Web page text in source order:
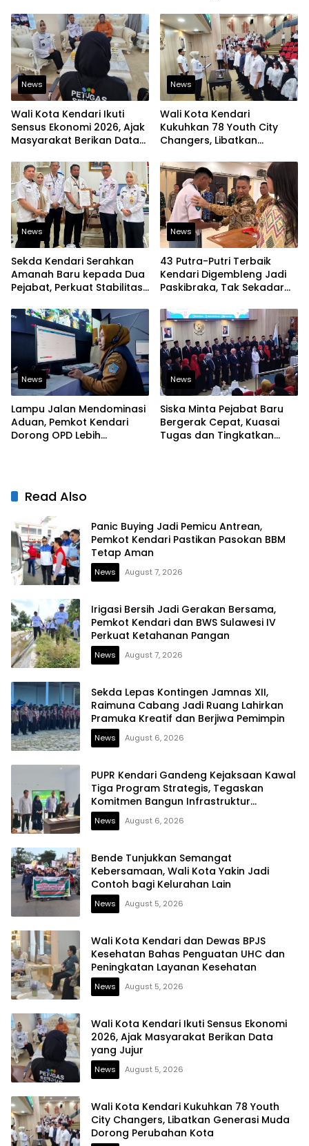
Lain
Kesehatan
News
Wali Kota Kendari Ikuti
Sensus Ekonomi 2026, Ajak
Masyarakat Berikan Data
News
Wali Kota Kendari
Kukuhkan 78 Youth City
Changers, Libatkan
Perubahan Kota
News
Sekda Kendari Serahkan
Amanah Baru kepada Dua
Pejabat, Perkuat Stabilitas
News
43 Putra-Putri Terbaik
Kendari Digembleng Jadi
Paskibraka, Tak Sekadar
News
Lampu Jalan Mendominasi
Aduan, Pemkot Kendari
Dorong OPD Lebih
News
Siska Minta Pejabat Baru
Bergerak Cepat, Kuasai
Tugas dan Tingkatkan
Read Also
Panic Buying Jadi Pemicu Antrean,
Pemkot Kendari Pastikan Pasokan BBM
Tetap Aman
News August 7, 2026
Irigasi Bersih Jadi Gerakan Bersama,
Pemkot Kendari dan BWS Sulawesi IV
Perkuat Ketahanan Pangan
News August 7, 2026
Sekda Lepas Kontingen Jamnas XII,
Raimuna Cabang Jadi Ruang Lahirkan
Pramuka Kreatif dan Berjiwa Pemimpin
News August 6, 2026
PUPR Kendari Gandeng Kejaksaan Kawal
Tiga Program Strategis, Tegaskan
Komitmen Bangun Infrastruktur
Berintegritas
News August 6, 2026
Bende Tunjukkan Semangat
Kebersamaan, Wali Kota Yakin Jadi
Contoh bagi Kelurahan Lain
News August 5, 2026
Wali Kota Kendari dan Dewas BPJS
Kesehatan Bahas Penguatan UHC dan
Peningkatan Layanan Kesehatan
News August 5, 2026
Wali Kota Kendari Ikuti Sensus Ekonomi
2026, Ajak Masyarakat Berikan Data
yang Jujur
News August 5, 2026
Wali Kota Kendari Kukuhkan 78 Youth
City Changers, Libatkan Generasi Muda
Dorong Perubahan Kota